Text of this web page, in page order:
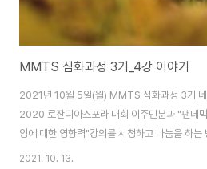
MMTS 심화과정 3기_4강 이야기
2021년 10월 5일(월) MMTS 심화과정 3기 네
2020 로잔디아스포라 대회 이주민분과 "팬데
앙에 대한 영향력"강의를 시청하고 나눔을 하
선교는 이주민 제자들을 통해 이루어졌고 이들
2021. 10. 13.